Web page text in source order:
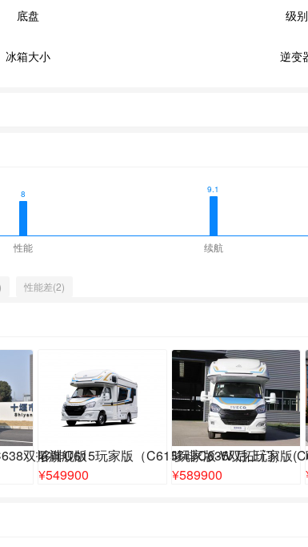
底盘 级别
冰箱大小 逆变
8
性能
9.1
续航
性能差(2)
双拓旗舰版
哆啡C615玩家版（C615玩家版-W 后上门）
¥549900
哆啡C635双拓玩家版
¥589900